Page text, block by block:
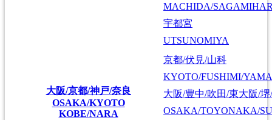
MACHIDA/
宇都宮
UTSUNOMIYA
大阪/京都/神戸/奈良
OSAKA/KYOTO
KOBE/NARA
京都/伏見/山科
KYOTO/FUSHIMI/
大阪/豊中/吹田/東大阪/
OSAKA/TOYONAKA/